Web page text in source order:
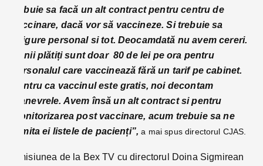
trebuie sa facă un alt contract pentru centru de
vaccinare, dacă vor să vaccineze. Si trebuie sa
asigure personal si tot. Deocamdată nu avem cereri.
Banii plătiți sunt doar 80 de lei pe ora pentru
personalul care vaccinează fără un tarif pe cabinet.
Pentru ca vaccinul este gratis, noi decontam
manevrele. Avem însă un alt contract si pentru
monitorizarea post vaccinare, acum trebuie sa ne
trimita ei listele de pacienți”, a mai spus directorul CJAS.
Emisiunea de la Bex TV cu directorul Doina Sigmirean